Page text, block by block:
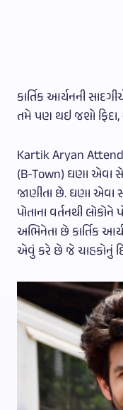
કાર્તિક આર્યનની
તમે પણ થઇ જશો ફિદા,
Kartik Aryan
(B-Town) ઘણા એવા
જાણીતા છે. ઘણા એવા
પોતાના વર્તનથી
અભિનેતા છે કાર્તિક
એવું કરે છે જે ચાહકોનું